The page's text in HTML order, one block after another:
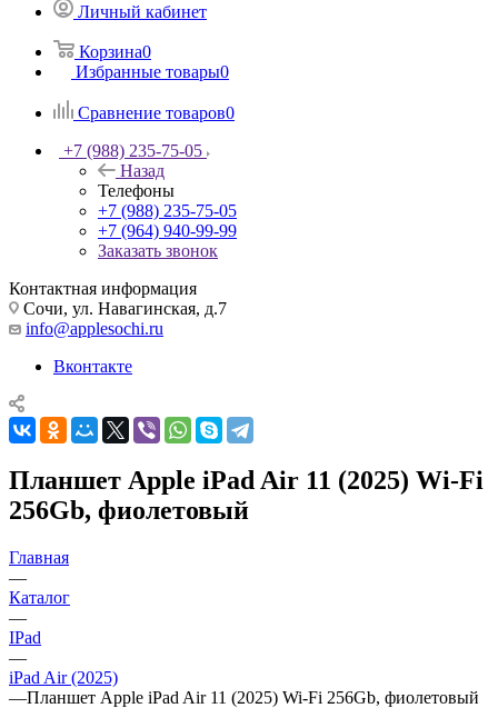
Личный кабинет
Корзина0
Избранные товары0
Сравнение товаров0
+7 (988) 235-75-05
Назад
Телефоны
+7 (988) 235-75-05
+7 (964) 940-99-99
Заказать звонок
Контактная информация
Сочи, ул. Навагинская, д.7
info@applesochi.ru
Вконтакте
Планшет Apple iPad Air 11 (2025) Wi-Fi
256Gb, фиолетовый
Главная
—
Каталог
—
IPad
—
iPad Air (2025)
—Планшет Apple iPad Air 11 (2025) Wi-Fi 256Gb, фиолетовый